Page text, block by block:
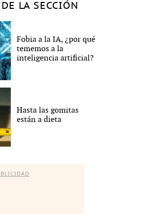
LA SECCIÓN
Fobia a la IA, ¿por qué
tememos a la
inteligencia artificial?
Hasta las gomitas
están a dieta